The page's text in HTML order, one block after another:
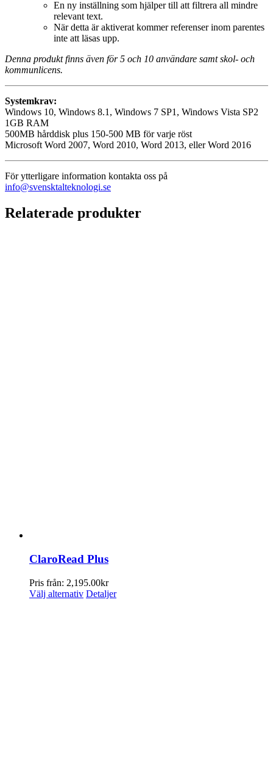
En ny inställning som hjälper till att filtrera all mindre
relevant text.
När detta är aktiverat kommer referenser inom parentes
inte att läsas upp.
Denna produkt finns även för 5 och 10 användare samt skol- och
kommunlicens.
Systemkrav:
Windows 10, Windows 8.1, Windows 7 SP1, Windows Vista SP2
1GB RAM
500MB hårddisk plus 150-500 MB för varje röst
Microsoft Word 2007, Word 2010, Word 2013, eller Word 2016
För ytterligare information kontakta oss på
info@svensktalteknologi.se
Relaterade produkter
ClaroRead Plus
Pris från: 2,195.00kr
Välj alternativ Den
Detaljer